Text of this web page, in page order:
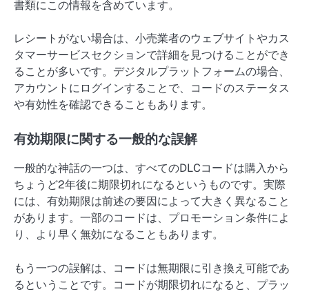
書類にこの情報を含めています。
レシートがない場合は、小売業者のウェブサイトやカス
タマーサービスセクションで詳細を見つけることができ
ることが多いです。デジタルプラットフォームの場合、
アカウントにログインすることで、コードのステータス
や有効性を確認できることもあります。
有効期限に関する一般的な誤解
一般的な神話の一つは、すべてのDLCコードは購入から
ちょうど2年後に期限切れになるというものです。実際
には、有効期限は前述の要因によって大きく異なること
があります。一部のコードは、プロモーション条件によ
り、より早く無効になることもあります。
もう一つの誤解は、コードは無期限に引き換え可能であ
るということです。コードが期限切れになると、プラッ